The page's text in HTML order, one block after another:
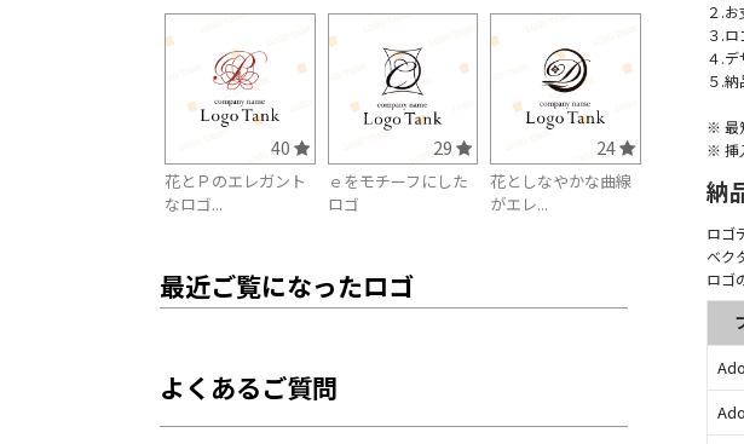
40
花とＰのエレガント
なロゴ...
29
ｅをモチーフにした
ロゴ
24
花としなやかな曲線
がエレ...
最近ご覧になったロゴ
よくあるご質問
２.
３.
４.
５.
※ 最
※ 挿
納
ロゴ
ベク
ロゴ